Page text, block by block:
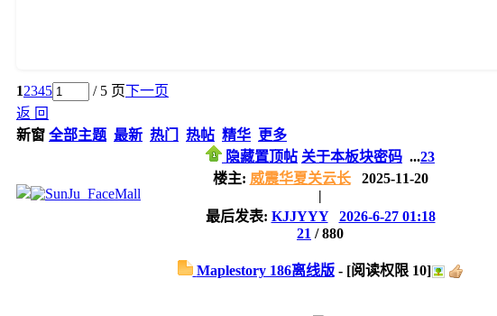
12345 / 5 页下一页
返 回
新窗 全部主题 最新 热门 热帖 精华 更多
隐藏置顶帖 关于本板块密码 ...23
楼主: 威震华夏关云长
2025-11-20
|
最后发表: KJJYYY
2026-6-27 01:18
21 /880
Maplestory 186离线版- [阅读权限 10]